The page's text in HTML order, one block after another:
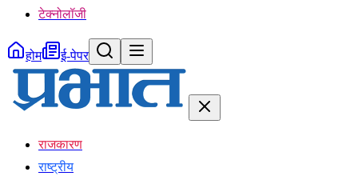
टेक्नोलॉजी
होम ई-पेपर
राजकारण
राष्ट्रीय